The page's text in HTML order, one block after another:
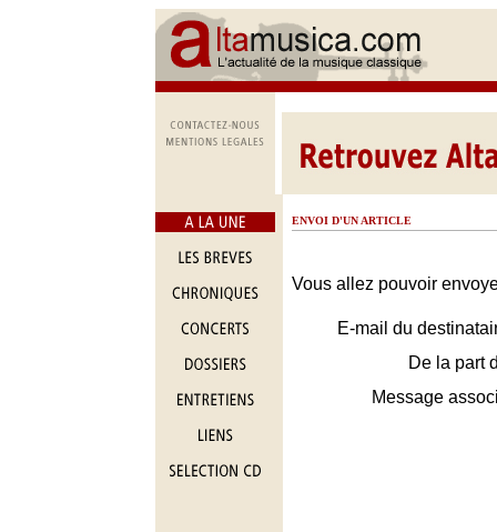
ENVOI D'UN ARTICLE
Vous allez pouvoir
E-mail du
De la part
Message